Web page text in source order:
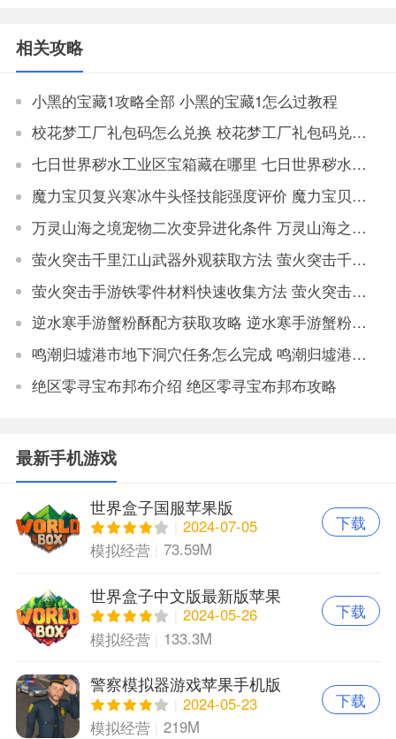
相关攻略
小黑的宝藏1攻略全部 小黑的宝藏1怎么过教程
校花梦工厂礼包码怎么兑换 校花梦工厂礼包码兑换入口
七日世界秽水工业区宝箱藏在哪里 七日世界秽水工业区宝箱位置分享
魔力宝贝复兴寒冰牛头怪技能强度评价 魔力宝贝复兴寒冰牛头怪技能效果
万灵山海之境宠物二次变异进化条件 万灵山海之境宠物二次变异属性对比
萤火突击千里江山武器外观获取方法 萤火突击千里江山如何获取武器外观
萤火突击手游铁零件材料快速收集方法 萤火突击手游铁零件材料获取地点大全
逆水寒手游蟹粉酥配方获取攻略 逆水寒手游蟹粉酥配方怎么获得
鸣潮归墟港市地下洞穴任务怎么完成 鸣潮归墟港市地下洞穴任务完成攻略
绝区零寻宝布邦布介绍 绝区零寻宝布邦布攻略
最新手机游戏
世界盒子国服苹果版
2024-07-05
模拟经营
73.59M
下载
世界盒子中文版最新版苹果
版
2024-05-26
模拟经营
133.3M
下载
警察模拟器游戏苹果手机版
2024-05-23
模拟经营
219M
下载